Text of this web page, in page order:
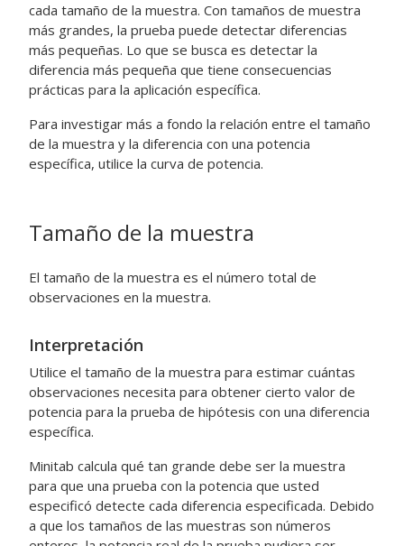
cada tamaño de la muestra. Con tamaños de muestra
más grandes, la prueba puede detectar diferencias
más pequeñas. Lo que se busca es detectar la
diferencia más pequeña que tiene consecuencias
prácticas para la aplicación específica.
Para investigar más a fondo la relación entre el tamaño
de la muestra y la diferencia con una potencia
específica, utilice la curva de potencia.
Tamaño de la muestra
El tamaño de la muestra es el número total de
observaciones en la muestra.
Interpretación
Utilice el tamaño de la muestra para estimar cuántas
observaciones necesita para obtener cierto valor de
potencia para la prueba de hipótesis con una diferencia
específica.
Minitab calcula qué tan grande debe ser la muestra
para que una prueba con la potencia que usted
especificó detecte cada diferencia especificada. Debido
a que los tamaños de las muestras son números